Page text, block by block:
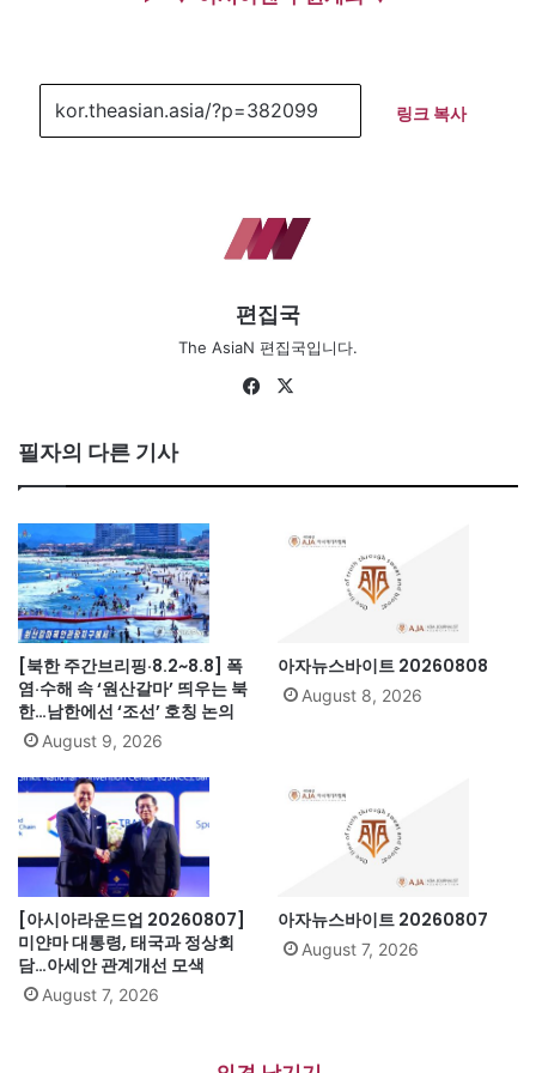
링크 복사
편집국
The AsiaN 편집국입니다.
Facebook
필자의 다른 기사
[북한 주간브리핑·8.2~8.8] 폭
염·수해 속 ‘원산갈마’ 띄우는 북
한…남한에선 ‘조선’ 호칭 논의
August 9, 2026
아자뉴스바이트 20260808
August 8, 2026
[아시아라운드업 20260807]
미얀마 대통령, 태국과 정상회
담…아세안 관계개선 모색
August 7, 2026
아자뉴스바이트 20260807
August 7, 2026